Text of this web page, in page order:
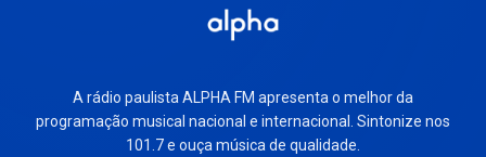
A rádio paulista ALPHA FM apresenta o melhor da
programação musical nacional e internacional. Sintonize nos
101.7 e ouça música de qualidade.